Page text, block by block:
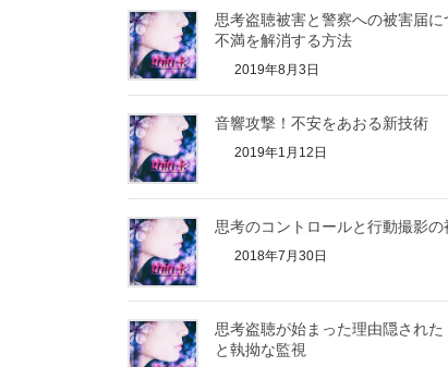
思考盗聴被害と警察への被害届に
不満を解消する方法
2019年8月3日
音響攻撃！不安をあおる新技術
2019年1月12日
思考のコントロールと行動撮影の
2018年7月30日
思考盗聴が始まった理由隠された
と執拗な監視